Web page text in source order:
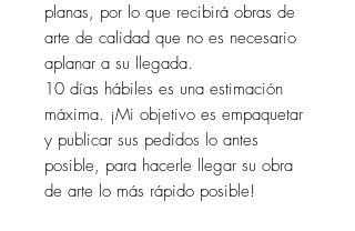
planas, por lo que recibirá obras de
arte de calidad que no es necesario
aplanar a su llegada.
10 días hábiles es una estimación
máxima. ¡Mi objetivo es empaquetar
y publicar sus pedidos lo antes
posible, para hacerle llegar su obra
de arte lo más rápido posible!